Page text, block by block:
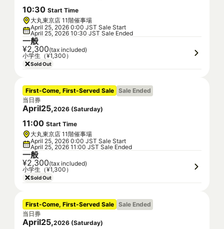
10:30 Start Time
大丸東京店 11階催事場
April 25, 2026 0:00 JST Sale Start
April 25, 2026 10:30 JST Sale Ended
一般
¥2,300(tax included)
小学生（¥1,300）
Sold Out
First-Come, First-Served Sale Sale Ended
当日券
April25,2026 (Saturday)
11:00 Start Time
大丸東京店 11階催事場
April 25, 2026 0:00 JST Sale Start
April 25, 2026 11:00 JST Sale Ended
一般
¥2,300(tax included)
小学生（¥1,300）
Sold Out
First-Come, First-Served Sale Sale Ended
当日券
April25,2026 (Saturday)